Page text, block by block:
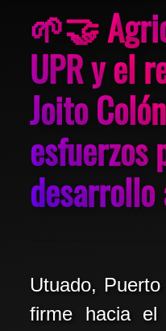
🌱🤝
UPR y el
Joito
esfuerzos
Utuado,
firme hacia el